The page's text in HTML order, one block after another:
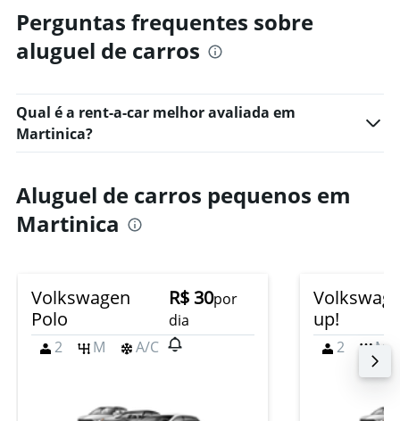
Perguntas frequentes sobre
aluguel de carros
Qual é a rent-a-car melhor avaliada em
Martinica?
Aluguel de carros pequenos em
Martinica
Volkswagen
Polo
R$ 30por
dia
2
M A/C
up!
2 M